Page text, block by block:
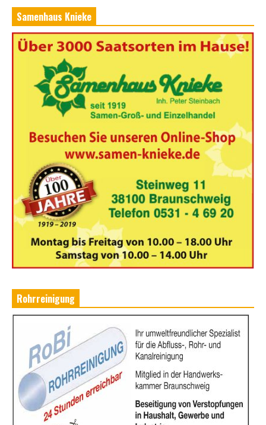
Samenhaus Knieke
Rohrreinigung